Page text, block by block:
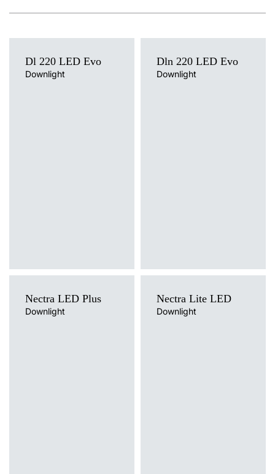
Dl 220 LED Evo
Downlight
Dln 220 LED Evo
Downlight
Nectra LED Plus
Downlight
Nectra Lite LED
Downlight